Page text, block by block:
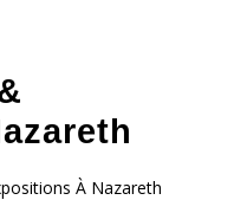
À Nazareth